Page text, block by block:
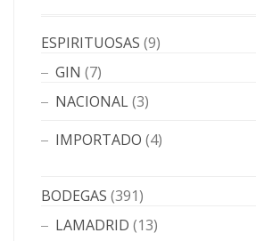
ESPIRITUOSAS (9)
GIN (7)
NACIONAL(3)
IMPORTADO (4)
BODEGAS (391)
LAMADRID (13)